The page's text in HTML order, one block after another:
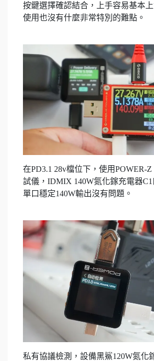
按鍵選擇確認結合，上手容易基本
使用也沒有什麼非常特別的難點。
在PD3.1 28v檔位下，使用POWER-Z
試儀，IDMIX 140W氮化鎵充電器C1
單口穩定140W輸出沒有問題。
私有協議檢測，設備黑鯊120W氮化